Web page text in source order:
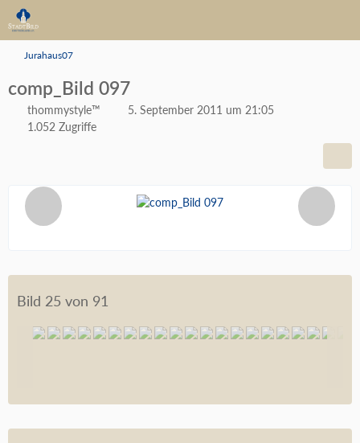
Jurahaus07
comp_Bild 097
thommystyle™
5. September 2011 um 21:05
1.052 Zugriffe
Bild 25 von 91